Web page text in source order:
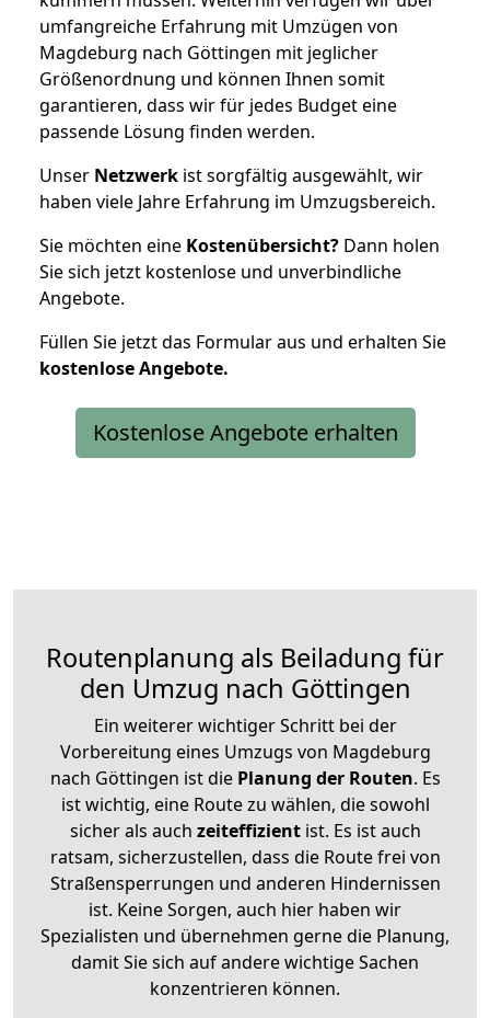
umfangreiche Erfahrung mit Umzügen von
Magdeburg nach Göttingen mit jeglicher
Größenordnung und können Ihnen somit
garantieren, dass wir für jedes Budget eine
passende Lösung finden werden.
Unser Netzwerk ist sorgfältig ausgewählt, wir
haben viele Jahre Erfahrung im Umzugsbereich.
Sie möchten eine Kostenübersicht? Dann holen
Sie sich jetzt kostenlose und unverbindliche
Angebote.
Füllen Sie jetzt das Formular aus und erhalten Sie
kostenloseAngebote.
Kostenlose Angebote erhalten
Routenplanung als Beiladung für
den Umzug nach Göttingen
Ein weiterer wichtiger Schritt bei der
Vorbereitung eines Umzugs von Magdeburg
nach Göttingen ist diePlanung der Routen. Es
ist wichtig, eine Route zu wählen, die sowohl
sicher als auch zeiteffizientist. Es ist auch
ratsam, sicherzustellen, dass die Route frei von
Straßensperrungen und anderen Hindernissen
ist. Keine Sorgen, auch hier haben wir
Spezialisten und übernehmen gerne die Planung,
damit Sie sich auf andere wichtige Sachen
konzentrieren können.